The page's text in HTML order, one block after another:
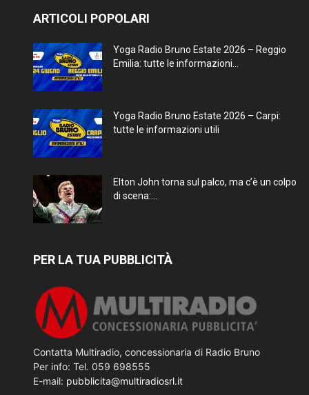
ARTICOLI POPOLARI
Yoga Radio Bruno Estate 2026 – Reggio
Emilia: tutte le informazioni...
Yoga Radio Bruno Estate 2026 – Carpi:
tutte le informazioni utili
Elton John torna sul palco, ma c’è un colpo
di scena:...
PER LA TUA PUBBLICITÀ
Contatta Multiradio, concessionaria di Radio Bruno
Per info: Tel. 059 698555
E-mail: pubblicita@multiradiosrl.it